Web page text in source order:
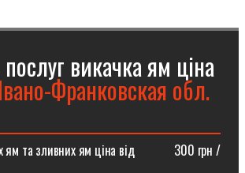
послуг викачка ям ціна
Франковская обл.
ям та зливних ям ціна від ⠀⠀⠀⠀300 грн /